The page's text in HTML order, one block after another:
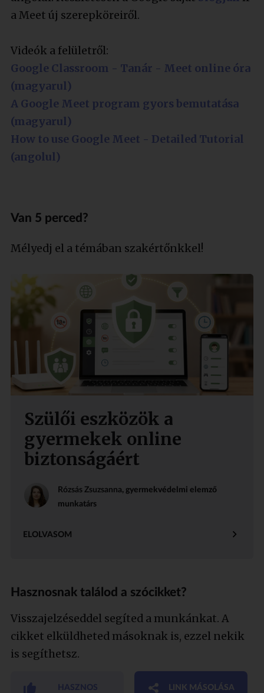
a Meet új szerepköreiről.
Videók a felületről:
Google Classroom - Tanár - Meet online óra
(magyarul)
A Google Meet program gyors bemutatása
(magyarul)
How to use Google Meet - Detailed Tutorial
(angolul)
Van 5 perced?
Mélyedj el a témában szakértőnkkel!
Szülői eszközök a
gyermekek online
biztonságáért
Rózsás Zsuzsanna, gyermekvédelmi elemző
munkatárs
ELOLVASOM
Hasznosnak találod a szócikket?
Visszajelzéseddel segíted a munkánkat. A
cikket elküldheted másoknak is, ezzel nekik
is segíthetsz.
HASZNOS LINK MÁSOLÁSA